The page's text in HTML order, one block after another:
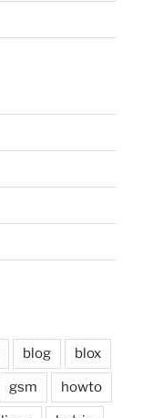
blog blox
gsm howto